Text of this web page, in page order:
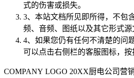
式的伤害或损失。
3、本站文档所见即所得，不包
频、音频、图纸以及其它形式源
4、如果您仍有任何不清楚的问
可以点击右侧栏的客服图标，按
COMPANY LOGO 20XX厨电公司营